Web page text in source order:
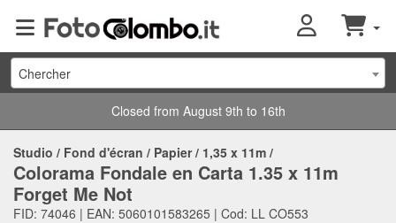
Chercher
Closed from August 9th to 16th
Studio / Fond d'écran / Papier/ 1,35 x 11m /
Colorama Fondale en Carta 1.35 x 11m
Forget Me Not
FID: 74046 | EAN: 5060101583265 | Cod: LL CO553